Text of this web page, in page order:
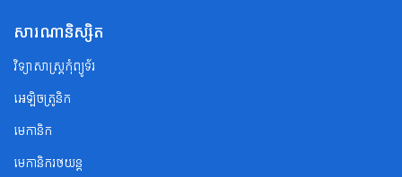
សារណានិស្សិត
វិទ្យាសាស្ត្រកុំព្យូទ័រ
អេឡិចត្រូនិក
មេកានិក
មេកានិករថយន្ត